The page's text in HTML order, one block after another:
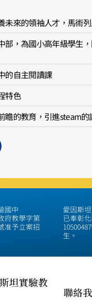
未來的領袖人才，馬術
部，為國小高年級學生
的自主閱讀課
特色
瞻的教育，引進steam的
國中
府教學字第
准予立案招
愛因斯
已奉彰
生。
坦實驗教
聯絡